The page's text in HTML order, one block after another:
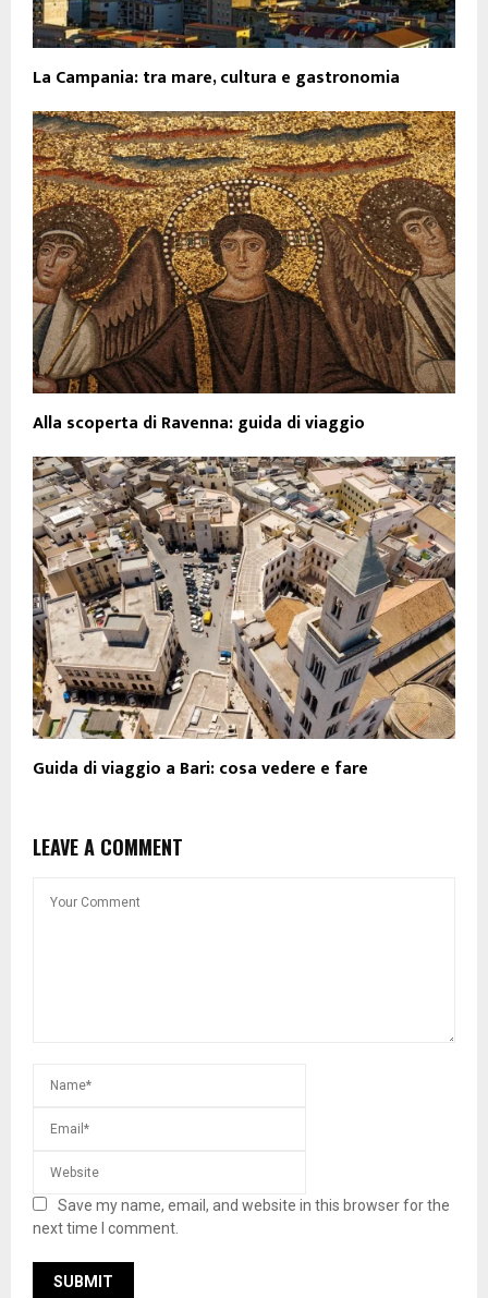
La Campania: tra mare, cultura e gastronomia
Alla scoperta di Ravenna: guida di viaggio
Guida di viaggio a Bari: cosa vedere e fare
LEAVE A COMMENT
Save my name, email, and website in this browser for the
next time I comment.